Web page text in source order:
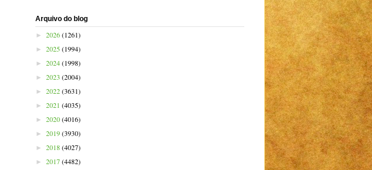
Arquivo do blog
► 2026(1261)
► 2025(1994)
► 2024(1998)
► 2023 (2004)
► 2022(3631)
► 2021 (4035)
► 2020(4016)
► 2019(3930)
► 2018(4027)
► 2017(4482)